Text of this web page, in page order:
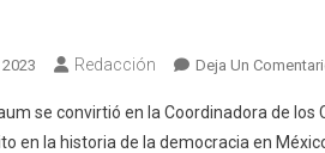
Redacción Deja Un
se convirtió en la Coordinadora de
en la historia de la democracia en